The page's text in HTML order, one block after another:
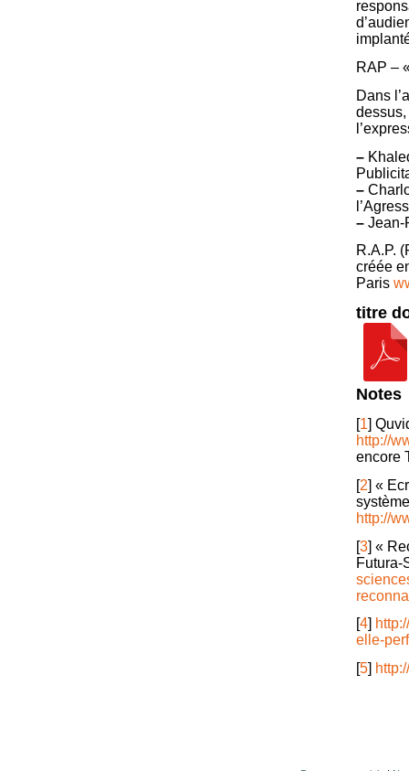
RAP –
Dans
–
–
– Jean-
R.A.P.
créée
Paris
titre
Notes
[1]
http://
encore
[2] «
http://
[3] «
Futura-
[4]
elle-
[5]